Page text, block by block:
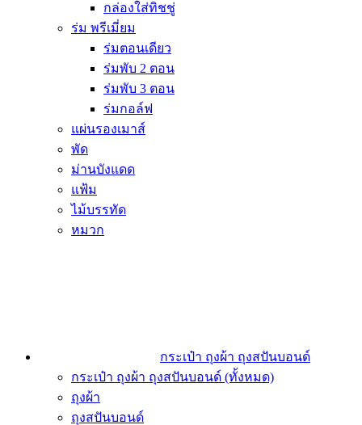
กล่องใส่ทิชชู่
ร่ม พรีเมี่ยม
ร่มตอนเดียว
ร่มพับ 2 ตอน
ร่มพับ 3 ตอน
ร่มกอล์ฟ
แผ่นรองเมาส์
พัด
ม่านบังแดด
แฟ้ม
ไม้บรรทัด
หมวก
กระเป๋า ถุงผ้า ถุงสปันบอนด์
กระเป๋า ถุงผ้า ถุงสปันบอนด์ (ทั้งหมด)
ถุงผ้า
ถุงสปันบอนด์